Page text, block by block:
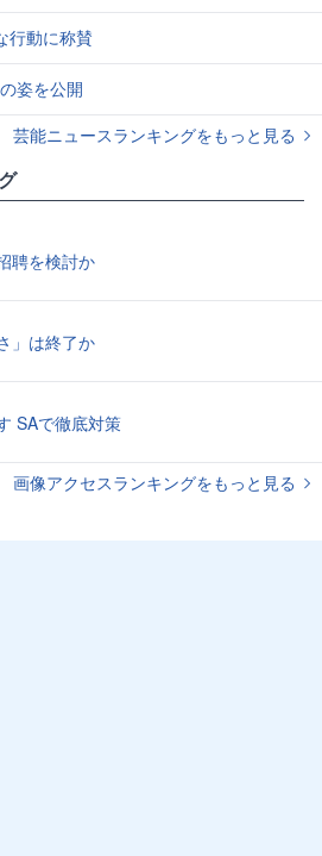
行動に称賛
姿を公開
芸能ニュースランキングをもっと見る
聘を検討か
」は終了か
SAで徹底対策
画像アクセスランキングをもっと見る